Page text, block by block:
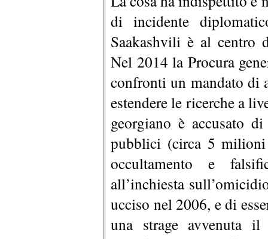
di incidente
Saakashvili è al centro
Nel 2014 la Procura
confronti un mandato di
estendere le ricerche a
georgiano è accusato
pubblici (circa 5
occultamento e
all’inchiesta
ucciso nel 2006, e di
una strage avvenuta